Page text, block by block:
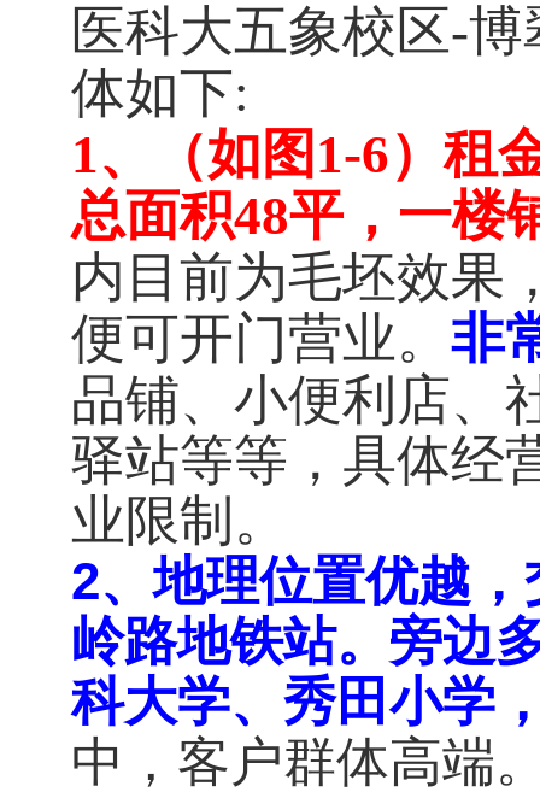
医科大五象校区-
体如下:
1、（如图1-6）租
总面积48平，一楼
内目前为毛坯效果
便可开门营业。 非
品铺、小便利店、
驿站等等，具体经
业限制。
2、地理位置优越
岭路地铁站。旁边
科大学、秀田小学
中，客户群体高端